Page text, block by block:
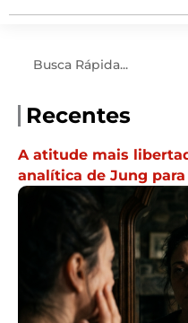
Recentes
A atitude mais
analítica de Jung